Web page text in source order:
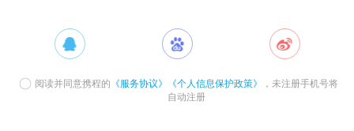
阅读并同意携程的 《服务协议》 《个人信息保护政策》
，未注册手机号将
自动注册